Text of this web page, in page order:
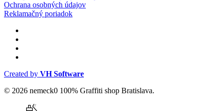
Ochrana osobných údajov
Reklamačný poriadok
Created by VH Software
© 2026 nemeck0 100% Graffiti shop Bratislava.